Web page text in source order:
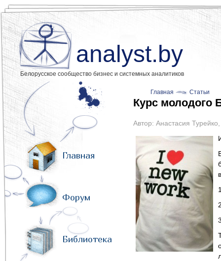
analyst.by
Белорусское сообщество бизнес и системных аналитиков
Главная
Форум
Библиотека
Главная Статьи
Курс молодого
Автор: Анастасия Турейко